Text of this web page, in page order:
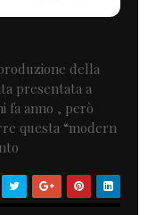
della
presentata a
fa anno , però
questa “modern